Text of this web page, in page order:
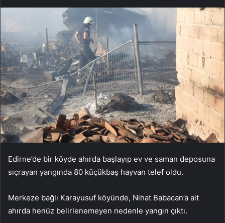
Edirne’de bir köyde ahırda başlayıp ev ve saman deposuna
sıçrayan yangında 80 küçükbaş hayvan telef oldu.
Merkeze bağlı Karayusuf köyünde, Nihat Babacan’a ait
ahırda henüz belirlenemeyen nedenle yangın çıktı.